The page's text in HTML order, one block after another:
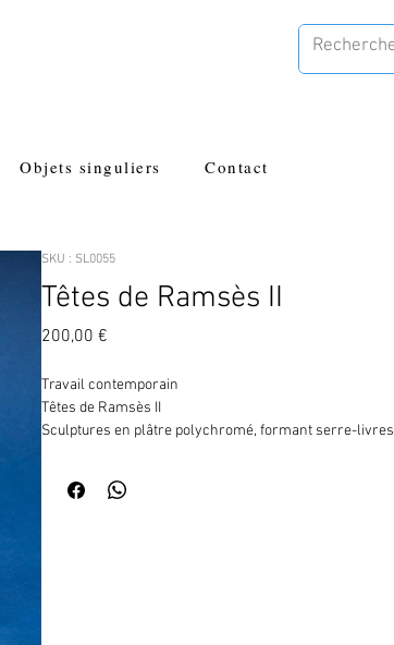
Objets singuliers Contact
SKU : SL0055
Têtes de Ramsès II
200,00 €
Travail contemporain
Têtes de Ramsès II
Sculptures en plâtre polychromé, formant serre-livres
H. 15 cm - L. 14 cm - P. 6 cm